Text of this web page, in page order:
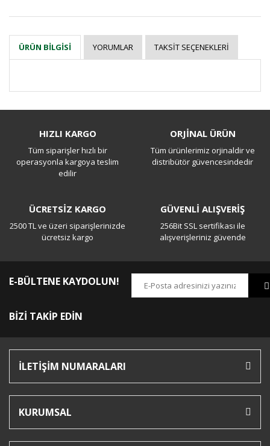
ÜRÜN BILGISI YORUMLAR TAKSIT SEÇENEKLERI
Yorum Yaz
HIZLI KARGO
Tüm siparişler hızlı bir
operasyonla kargoya teslim
edilir
ORJİNAL ÜRÜN
Tüm ürünlerimiz orjinaldir ve
distribütör güvencesindedir
ÜCRETSİZ KARGO
2500 TL ve üzeri siparişlerinizde
ücretsiz kargo
GÜVENLİ ALIŞVERİŞ
256Bit SSL sertifikası ile
alışverişleriniz güvende
E-BÜLTENE KAYDOLUN!
BİZİ TAKİP EDİN
İLETİŞİM NUMARALARI
KURUMSAL